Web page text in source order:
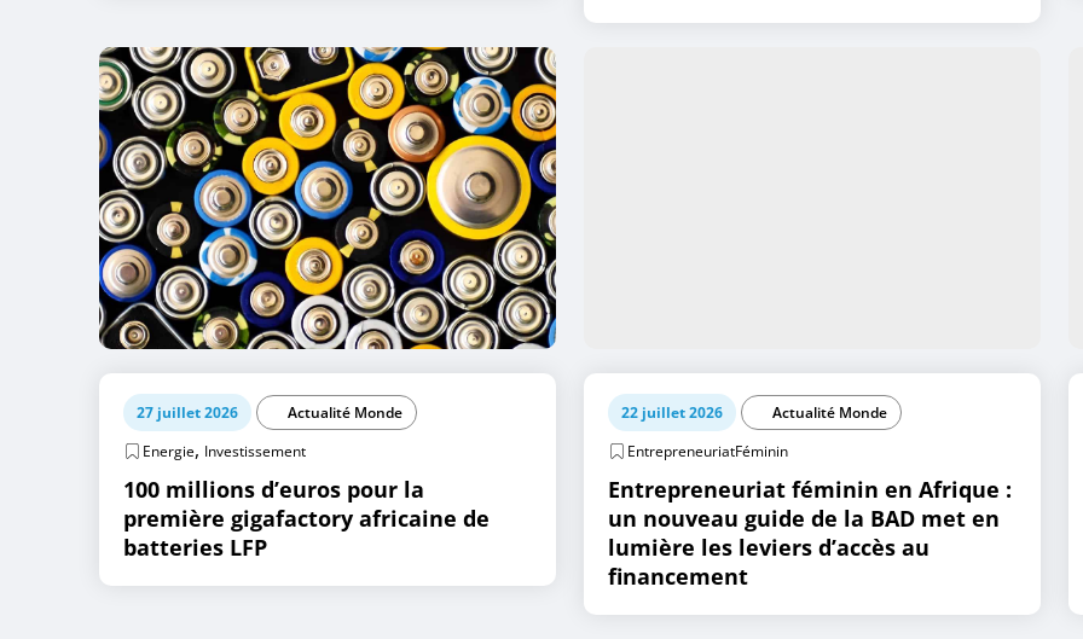
27 juillet 2026
Actualité Monde
Energie, Investissement
100 millions d’euros pour la
première gigafactory africaine de
batteries LFP
22 juillet 2026
Actualité Monde
EntrepreneuriatFéminin
Entrepreneuriat féminin en Afrique :
un nouveau guide de la BAD met en
lumière les leviers d’accès au
financement